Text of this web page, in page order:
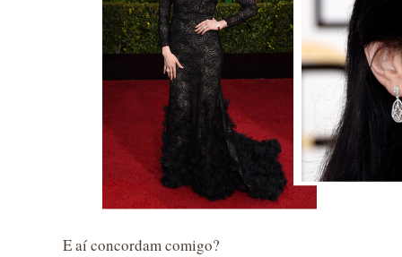
E aí concordam comigo?